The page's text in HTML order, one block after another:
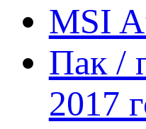
MSI
Пак /
2017